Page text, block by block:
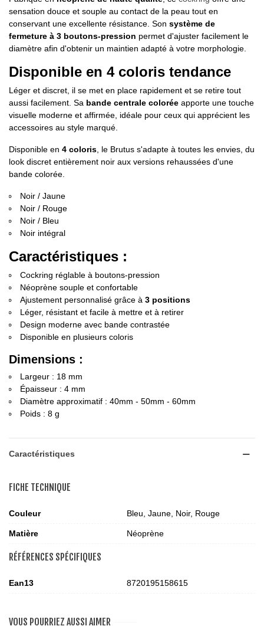
sensation douce et souple au contact de la peau tout en
conservant une excellente résistance. Son système de
fermeture à 3 boutons-pression permet d'ajuster facilement le
diamètre afin d'obtenir un maintien adapté à votre morphologie.
Disponible en 4 coloris tendance
Léger et discret, il se met en place rapidement et se retire tout
aussi facilement. Sa bande centrale colorée apporte une touche
visuelle moderne et affirmée, idéale pour ceux qui apprécient les
accessoires au style marqué.
Disponible en 4 coloris , le Brutus s'adapte à toutes les envies, du
look discret entièrement noir aux versions rehaussées d'une
bande colorée.
Noir / Jaune
Noir / Rouge
Noir / Bleu
Noir intégral
Caractéristiques :
Cockring réglable à boutons-pression
Néoprène souple et confortable
Ajustement personnalisé grâce à 3 positions
Léger, résistant et facile à mettre et à retirer
Design moderne avec bande contrastée
Disponible en plusieurs coloris
Dimensions :
Largeur : 18 mm
Épaisseur : 4 mm
Diamètre approximatif : 40mm - 50mm - 60mm
Poids : 8 g
Caractéristiques
FICHE TECHNIQUE
Couleur Bleu, Jaune, Noir, Rouge
Matière Néoprène
RÉFÉRENCES SPÉCIFIQUES
Ean13 8720195158615
VOUS POURRIEZ AUSSI AIMER